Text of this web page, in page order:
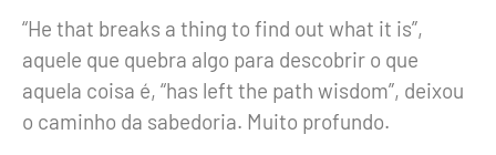
“He that breaks a thing to find out what it is”,
aquele que quebra algo para descobrir o que
aquela coisa é, “has left the path wisdom”, deixou
o caminho da sabedoria. Muito profundo.